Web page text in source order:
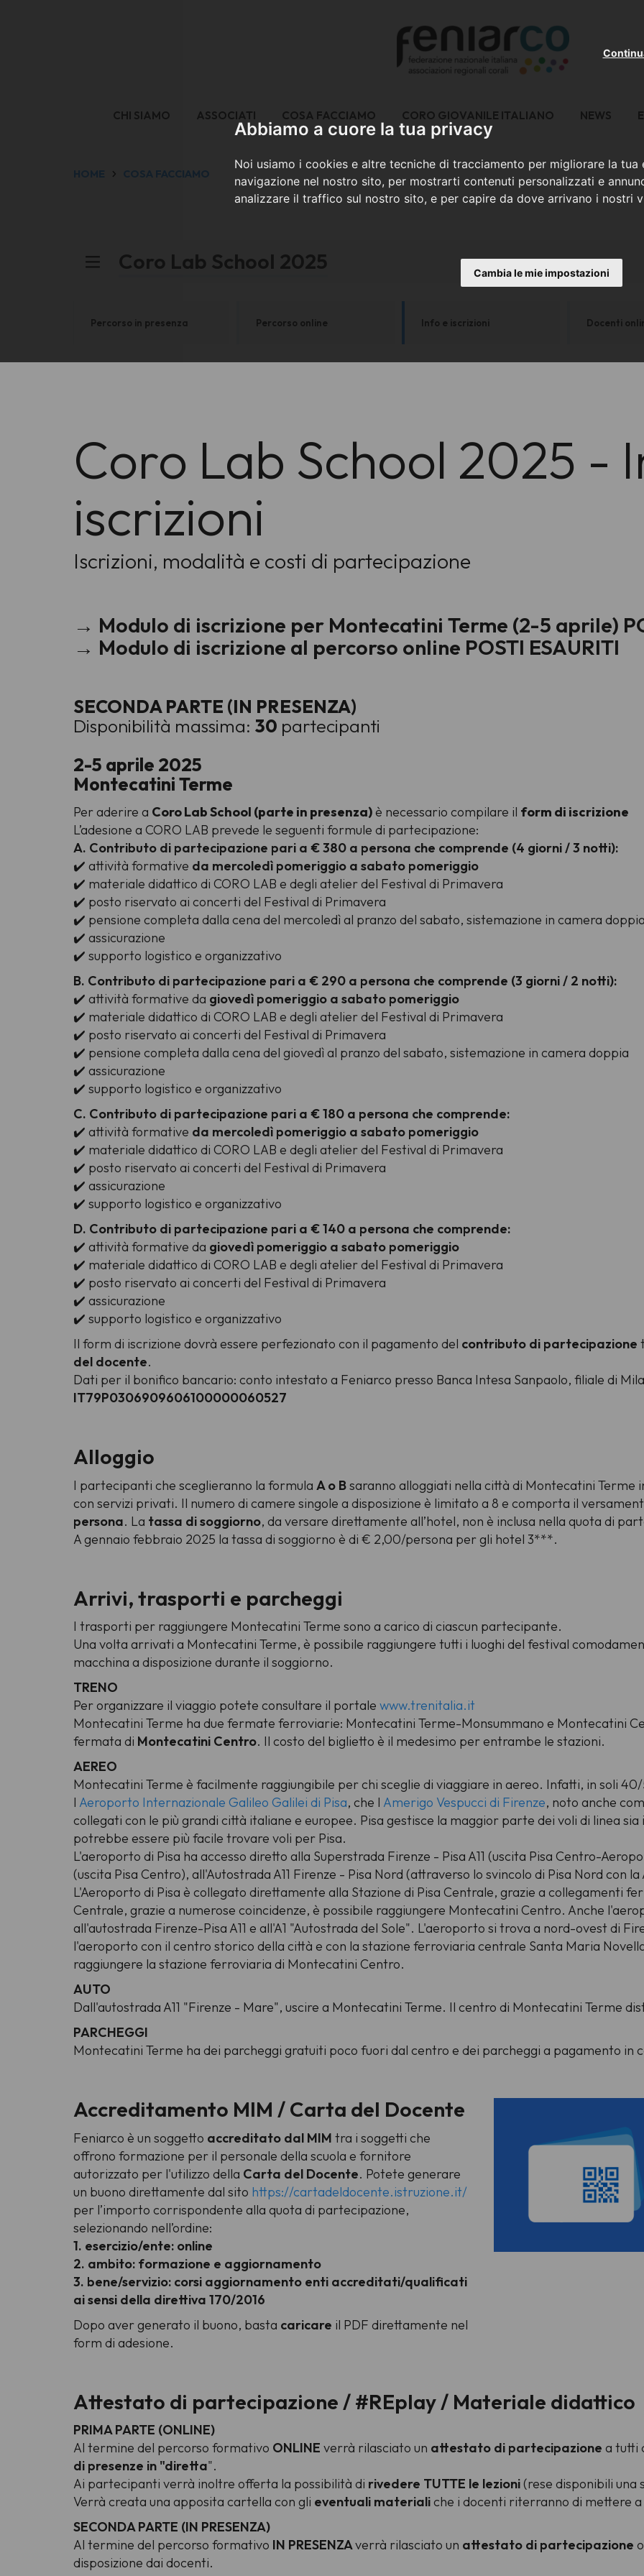
Abbiamo a cuore la tua privacy
Noi usiamo i cookies e altre tecniche di tracciamento per migliorare la tua
navigazione nel nostro sito, per mostrarti contenuti personalizzati e
analizzare il traffico sul nostro sito, e per capire da dove arrivano i nostri
Cambia le mie impostazioni
CHI SIAMO ASSOCIATI COSA FACCIAMO CORO GIOVANILE ITALIANO NEWS
HOME COSA FACCIAMO
Coro Lab School 2025
Percorso in presenza Percorso online Info e iscrizioni Docenti
Coro Lab School 2025 -
iscrizioni
Iscrizioni, modalità e costi di partecipazione
→ Modulo di iscrizione per Montecatini Terme (2-5 aprile)
→ Modulo di iscrizione al percorso online POSTI ESAURITI
SECONDA PARTE (IN PRESENZA)
Disponibilità massima: 30 partecipanti
2-5 aprile 2025
Montecatini Terme
Per aderire a Coro Lab School (parte in presenza)è necessario compilare il form di iscrizione
L’adesione a CORO LAB prevede le seguenti formule di partecipazione:
A. Contributo di partecipazione pari a € 380 a persona che comprende (4 giorni / 3 notti):
✔️ attività formative da mercoledì pomeriggio a sabato pomeriggio
✔️ materiale didattico di CORO LAB e degli atelier del Festival di Primavera
✔️ posto riservato ai concerti del Festival di Primavera
✔️ pensione completa dalla cena del mercoledì al pranzo del sabato, sistemazione in camera
✔️ assicurazione
✔️ supporto logistico e organizzativo
B. Contributo di partecipazione pari a € 290 a persona che comprende (3 giorni / 2 notti):
✔️ attività formative da giovedì pomeriggio a sabato pomeriggio
✔️ materiale didattico di CORO LAB e degli atelier del Festival di Primavera
✔️ posto riservato ai concerti del Festival di Primavera
✔️ pensione completa dalla cena del giovedì al pranzo del sabato, sistemazione in camera doppia
✔️ assicurazione
✔️ supporto logistico e organizzativo
C. Contributo di partecipazione pari a € 180 a persona che comprende:
✔️ attività formative da mercoledì pomeriggio a sabato pomeriggio
✔️ materiale didattico di CORO LAB e degli atelier del Festival di Primavera
✔️ posto riservato ai concerti del Festival di Primavera
✔️ assicurazione
✔️ supporto logistico e organizzativo
D. Contributo di partecipazione pari a € 140 a persona che comprende:
✔️ attività formative da giovedì pomeriggio a sabato pomeriggio
✔️ materiale didattico di CORO LAB e degli atelier del Festival di Primavera
✔️ posto riservato ai concerti del Festival di Primavera
✔️ assicurazione
✔️ supporto logistico e organizzativo
Il form di iscrizione dovrà essere perfezionato con il pagamento del contributo di partecipazione
del docente.
Dati per il bonifico bancario: conto intestato a Feniarco presso Banca Intesa Sanpaolo, filiale di
IT79P0306909606100000060527
Alloggio
I partecipanti che sceglieranno la formula A o Bsaranno alloggiati nella città di Montecatini Terme
con servizi privati. Il numero di camere singole a disposizione è limitato a 8 e comporta il
persona. La tassa di soggiorno, da versare direttamente all’hotel, non è inclusa nella quota di
A gennaio febbraio 2025 la tassa di soggiorno è di € 2,00/persona per gli hotel 3***.
Arrivi, trasporti e parcheggi
I trasporti per raggiungere Montecatini Terme sono a carico di ciascun partecipante.
Una volta arrivati a Montecatini Terme, è possibile raggiungere tutti i luoghi del festival
macchina a disposizione durante il soggiorno.
TRENO
Per organizzare il viaggio potete consultare il portale www.trenitalia.it
Montecatini Terme ha due fermate ferroviarie: Montecatini Terme-Monsummano e Montecatini
fermata di Montecatini Centro. Il costo del biglietto è il medesimo per entrambe le stazioni.
AEREO
Montecatini Terme è facilmente raggiungibile per chi sceglie di viaggiare in aereo. Infatti, in soli
l' Aeroporto Internazionale Galileo Galilei di Pisa, che l' Amerigo Vespucci di Firenze, noto anche
collegati con le più grandi città italiane e europee. Pisa gestisce la maggior parte dei voli di linea
potrebbe essere più facile trovare voli per Pisa.
L'aeroporto di Pisa ha accesso diretto alla Superstrada Firenze - Pisa A11 (uscita Pisa Centro-
(uscita Pisa Centro), all'Autostrada A11 Firenze - Pisa Nord (attraverso lo svincolo di Pisa Nord con
L'Aeroporto di Pisa è collegato direttamente alla Stazione di Pisa Centrale, grazie a collegamenti
Centrale, grazie a numerose coincidenze, è possibile raggiungere Montecatini Centro. Anche
all'autostrada Firenze-Pisa A11 e all'A1 "Autostrada del Sole". L'aeroporto si trova a nord-ovest di
l'aeroporto con il centro storico della città e con la stazione ferroviaria centrale Santa Maria
raggiungere la stazione ferroviaria di Montecatini Centro.
AUTO
Dall'autostrada A11 "Firenze - Mare", uscire a Montecatini Terme. Il centro di Montecatini Terme
PARCHEGGI
Montecatini Terme ha dei parcheggi gratuiti poco fuori dal centro e dei parcheggi a pagamento in
Accreditamento MIM / Carta del Docente
Feniarco è un soggetto accreditato dal MIM tra i soggetti che
offrono formazione per il personale della scuola e fornitore
autorizzato per l'utilizzo della Carta del Docente. Potete generare
un buono direttamente dal sito https://cartadeldocente.istruzione.it/
per l’importo corrispondente alla quota di partecipazione,
selezionando nell’ordine:
1. esercizio/ente: online
2. ambito: formazione e aggiornamento
3. bene/servizio: corsi aggiornamento enti accreditati/qualificati
ai sensi della direttiva 170/2016
Dopo aver generato il buono, basta caricare il PDF direttamente nel
form di adesione.
Attestato di partecipazione / #REplay / Materiale didattico
PRIMA PARTE (ONLINE)
Al termine del percorso formativo ONLINE verrà rilasciato un attestato di partecipazione a tutti
di presenze in "diretta".
Ai partecipanti verrà inoltre offerta la possibilità di rivedere TUTTE le lezioni(rese disponibili
Verrà creata una apposita cartella con gli eventuali materialiche i docenti riterranno di mettere
SECONDA PARTE (IN PRESENZA)
Al termine del percorso formativo IN PRESENZAverrà rilasciato un attestato di partecipazione
disposizione dai docenti.